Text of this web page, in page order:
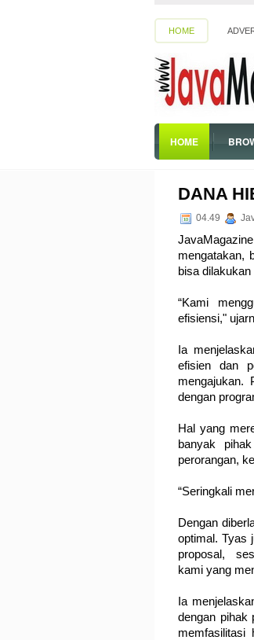
HOME
HOME
DANA
04.49
mengatakan,
bisa
“Kami
efisiensi,"
Ia
efisien dan
mengajukan.
dengan
Hal yang
banyak
perorangan,
“Seringkali
Dengan
optimal. Tyas
proposal,
kami yang
Ia
dengan pihak
memfasilitasi